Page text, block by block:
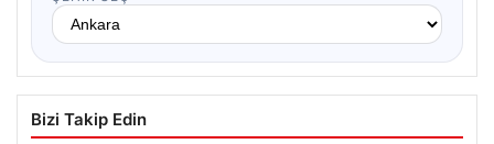
Bizi Takip Edin